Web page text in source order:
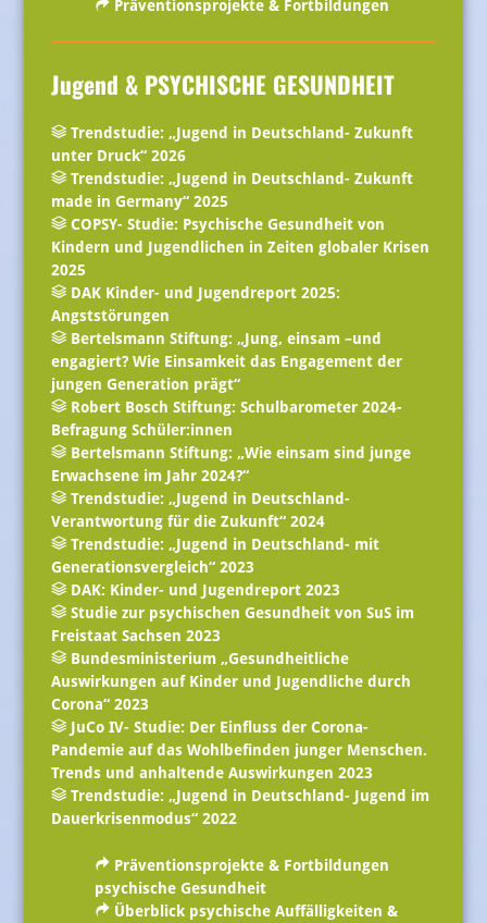
Präventionsprojekte & Fortbildungen
Jugend & PSYCHISCHE GESUNDHEIT
Trendstudie: „Jugend in Deutschland- Zukunft
unter Druck“ 2026
Trendstudie: „Jugend in Deutschland- Zukunft
made in Germany“ 2025
COPSY- Studie: Psychische Gesundheit von
Kindern und Jugendlichen in Zeiten globaler Krisen
2025
DAK Kinder- und Jugendreport 2025:
Angststörungen
Bertelsmann Stiftung: „Jung, einsam –und
engagiert? Wie Einsamkeit das Engagement der
jungen Generation prägt“
Robert Bosch Stiftung: Schulbarometer 2024-
Befragung Schüler:innen
Bertelsmann Stiftung: „Wie einsam sind junge
Erwachsene im Jahr 2024?“
Trendstudie: „Jugend in Deutschland-
Verantwortung für die Zukunft“ 2024
Trendstudie: „Jugend in Deutschland- mit
Generationsvergleich“ 2023
DAK: Kinder- und Jugendreport 2023
Studie zur psychischen Gesundheit von SuS im
Freistaat Sachsen 2023
Bundesministerium „Gesundheitliche
Auswirkungen auf Kinder und Jugendliche durch
Corona“ 2023
JuCo IV- Studie: Der Einfluss der Corona-
Pandemie auf das Wohlbefinden junger Menschen.
Trends und anhaltende Auswirkungen 2023
Trendstudie: „Jugend in Deutschland- Jugend im
Dauerkrisenmodus“ 2022
Präventionsprojekte & Fortbildungen
psychische Gesundheit
Überblick psychische Auffälligkeiten &